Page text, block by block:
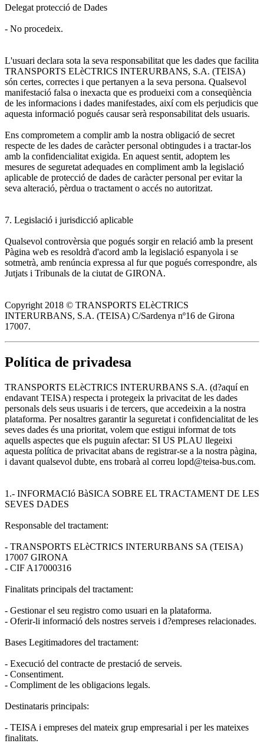
Delegat protecció de Dades
- No procedeix.
L'usuari declara sota la seva responsabilitat que les dades que facilita
TRANSPORTS ELèCTRICS INTERURBANS, S.A. (TEISA)
són certes, correctes i que pertanyen a la seva persona. Qualsevol
manifestació falsa o inexacta que es produeixi com a conseqüència
de les informacions i dades manifestades, així com els perjudicis que
aquesta informació pogués causar serà responsabilitat dels usuaris.
Ens comprometem a complir amb la nostra obligació de secret
respecte de les dades de caràcter personal obtingudes i a tractar-los
amb la confidencialitat exigida. En aquest sentit, adoptem les
mesures de seguretat adequades en compliment amb la legislació
aplicable de protecció de dades de caràcter personal per evitar la
seva alteració, pèrdua o tractament o accés no autoritzat.
7. Legislació i jurisdicció aplicable
Qualsevol controvèrsia que pogués sorgir en relació amb la present
Pàgina web es resoldrà d'acord amb la legislació espanyola i se
sotmetrà, amb renúncia expressa al fur que pogués correspondre, als
Jutjats i Tribunals de la ciutat de GIRONA.
Copyright 2018 © TRANSPORTS ELèCTRICS
INTERURBANS, S.A. (TEISA) C/Sardenya nº16 de Girona
17007.
Política de privadesa
TRANSPORTS ELèCTRICS INTERURBANS S.A. (d?aquí en
endavant TEISA) respecta i protegeix la privacitat de les dades
personals dels seus usuaris i de tercers, que accedeixin a la nostra
plataforma. Per nosaltres garantir la seguretat i confidencialitat de les
seves dades és una prioritat, volem que estigui informat de tots
aquells aspectes que els puguin afectar: SI US PLAU llegeixi
aquesta política de privacitat abans de registrar-se a la nostra pàgina,
i davant qualsevol dubte, ens trobarà al correu lopd@teisa-bus.com.
1.- INFORMACIó BàSICA SOBRE EL TRACTAMENT DE LES
SEVES DADES
Responsable del tractament:
- TRANSPORTS ELèCTRICS INTERURBANS SA (TEISA)
17007 GIRONA
- CIF A17000316
Finalitats principals del tractament:
- Gestionar el seu registro como usuari en la plataforma.
- Oferir-li informació dels nostres serveis i d?empreses relacionades.
Bases Legitimadores del tractament:
- Execució del contracte de prestació de serveis.
- Consentiment.
- Compliment de les obligacions legals.
Destinataris principals:
- TEISA i empreses del mateix grup empresarial i per les mateixes
finalitats.